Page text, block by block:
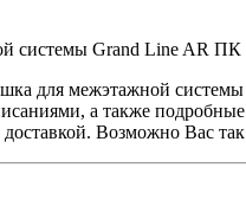
системы Grand Line AR ПК
для межэтажной
а также
Возможно Вас так